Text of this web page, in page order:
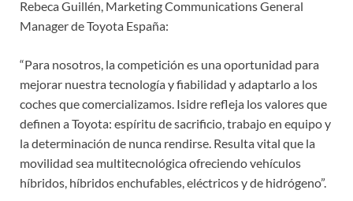
Rebeca Guillén, Marketing Communications General
Manager de Toyota España:
“Para nosotros, la competición es una oportunidad para
mejorar nuestra tecnología y fiabilidad y adaptarlo a los
coches que comercializamos. Isidre refleja los valores que
definen a Toyota: espíritu de sacrificio, trabajo en equipo y
la determinación de nunca rendirse. Resulta vital que la
movilidad sea multitecnológica ofreciendo vehículos
híbridos, híbridos enchufables, eléctricos y de hidrógeno”.